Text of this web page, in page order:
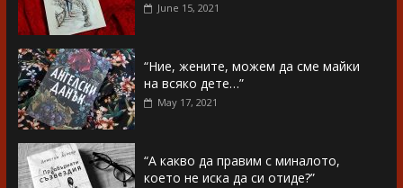
June 15, 2021
“Ние, жените, можем да сме майки
на всяко дете…”
May 17, 2021
“А какво да правим с миналото,
което не иска да си отиде?”